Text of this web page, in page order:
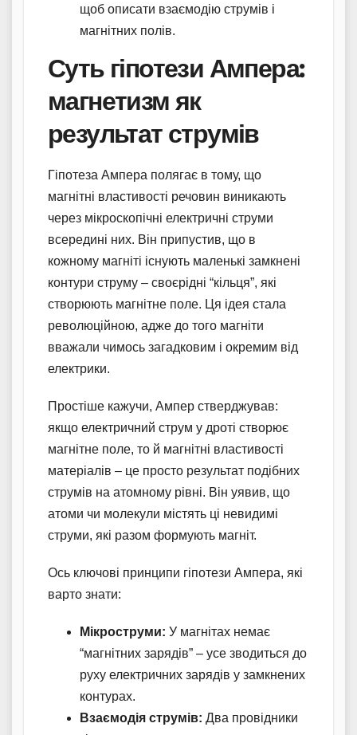
щоб описати взаємодію струмів і
магнітних полів.
Суть гіпотези Ампера:
магнетизм як
результат струмів
Гіпотеза Ампера полягає в тому, що
магнітні властивості речовин виникають
через мікроскопічні електричні струми
всередині них. Він припустив, що в
кожному магніті існують маленькі замкнені
контури струму – своєрідні “кільця”, які
створюють магнітне поле. Ця ідея стала
революційною, адже до того магніти
вважали чимось загадковим і окремим від
електрики.
Простіше кажучи, Ампер стверджував:
якщо електричний струм у дроті створює
магнітне поле, то й магнітні властивості
матеріалів – це просто результат подібних
струмів на атомному рівні. Він уявив, що
атоми чи молекули містять ці невидимі
струми, які разом формують магніт.
Ось ключові принципи гіпотези Ампера, які
варто знати:
Мікроструми: У магнітах немає
“магнітних зарядів” – усе зводиться до
руху електричних зарядів у замкнених
контурах.
Взаємодія струмів: Два провідники